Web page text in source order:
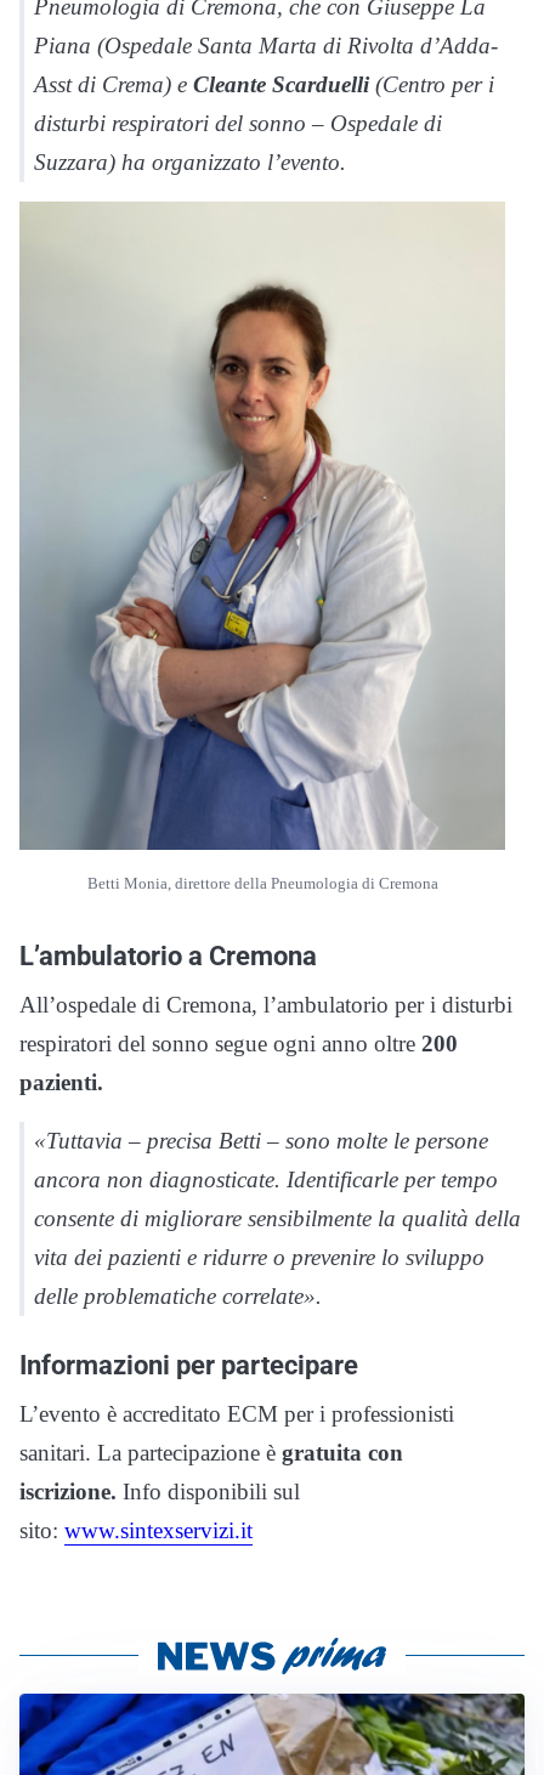
Pneumologia di Cremona, che con Giuseppe La
Piana (Ospedale Santa Marta di Rivolta d’Adda-
Asst di Crema) e Cleante Scarduelli(Centro per i
disturbi respiratori del sonno – Ospedale di
Suzzara) ha organizzato l’evento.
Betti Monia, direttore della Pneumologia di Cremona
L’ambulatorio a Cremona
All’ospedale di Cremona, l’ambulatorio per i disturbi
respiratori del sonno segue ogni anno oltre 200
pazienti.
«Tuttavia – precisa Betti – sono molte le persone
ancora non diagnosticate. Identificarle per tempo
consente di migliorare sensibilmente la qualità della
vita dei pazienti e ridurre o prevenire lo sviluppo
delle problematiche correlate».
Informazioni per partecipare
L’evento è accreditato ECM per i professionisti
sanitari. La partecipazione è gratuita con
iscrizione. Info disponibili sul
sito: www.sintexservizi.it